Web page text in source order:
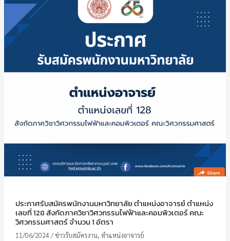
ประกาศรับสมัครพนักงานมหาวิทยาลัย ตำแหน่งอาจารย์ ตำแหน่ง
เลขที่ 128 สังกัดภาควิชาวิศวกรรมไฟฟ้าและคอมพิวเตอร์ คณะ
วิศวกรรมศาสตร์ จำนวน 1 อัตรา
11/06/2024 /ข่าวรับสมัครงาน, ตำแหน่งอาจารย์